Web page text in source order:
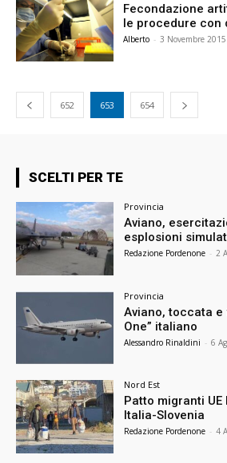
Fecondazione
le procedure con
Alberto - 3 Novembre 2015
652 653 654
SCELTI PER TE
Provincia
Aviano,
esplosioni
Redazione Pordenone - 2
Provincia
Aviano, toccata e
One” italiano
Alessandro Rinaldini - 6
Nord Est
Patto migranti
Italia-Slovenia
Redazione Pordenone - 4